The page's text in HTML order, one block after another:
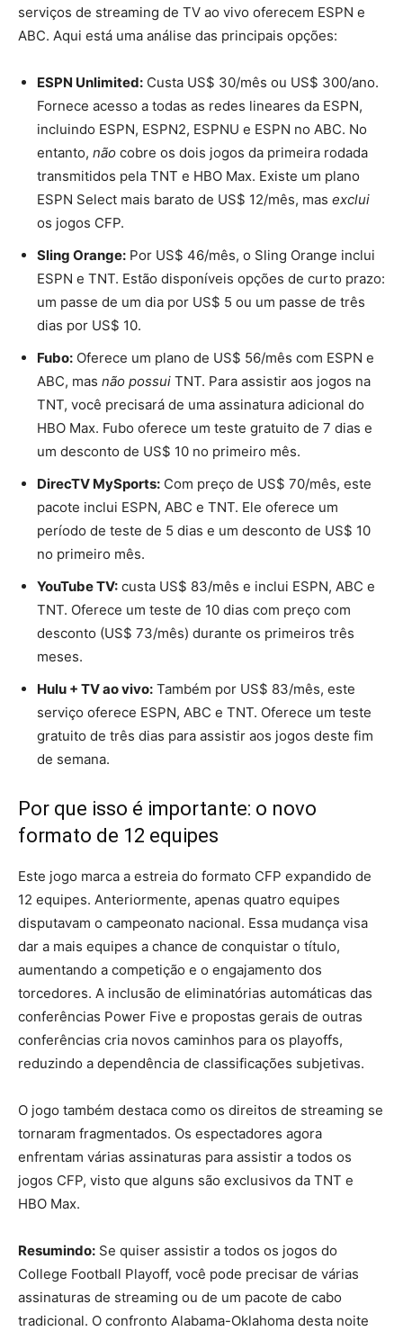
serviços de streaming de TV ao vivo oferecem ESPN e
ABC. Aqui está uma análise das principais opções:
ESPN Unlimited: Custa US$ 30/mês ou US$ 300/ano.
Fornece acesso a todas as redes lineares da ESPN,
incluindo ESPN, ESPN2, ESPNU e ESPN no ABC. No
entanto, não cobre os dois jogos da primeira rodada
transmitidos pela TNT e HBO Max. Existe um plano
ESPN Select mais barato de US$ 12/mês, mas exclui
os jogos CFP.
Sling Orange: Por US$ 46/mês, o Sling Orange inclui
ESPN e TNT. Estão disponíveis opções de curto prazo:
um passe de um dia por US$ 5 ou um passe de três
dias por US$ 10.
Fubo: Oferece um plano de US$ 56/mês com ESPN e
ABC, mas não possui TNT. Para assistir aos jogos na
TNT, você precisará de uma assinatura adicional do
HBO Max. Fubo oferece um teste gratuito de 7 dias e
um desconto de US$ 10 no primeiro mês.
DirecTV MySports: Com preço de US$ 70/mês, este
pacote inclui ESPN, ABC e TNT. Ele oferece um
período de teste de 5 dias e um desconto de US$ 10
no primeiro mês.
YouTube TV: custa US$ 83/mês e inclui ESPN, ABC e
TNT. Oferece um teste de 10 dias com preço com
desconto (US$ 73/mês) durante os primeiros três
meses.
Hulu + TV ao vivo: Também por US$ 83/mês, este
serviço oferece ESPN, ABC e TNT. Oferece um teste
gratuito de três dias para assistir aos jogos deste fim
de semana.
Por que isso é importante: o novo
formato de 12 equipes
Este jogo marca a estreia do formato CFP expandido de
12 equipes. Anteriormente, apenas quatro equipes
disputavam o campeonato nacional. Essa mudança visa
dar a mais equipes a chance de conquistar o título,
aumentando a competição e o engajamento dos
torcedores. A inclusão de eliminatórias automáticas das
conferências Power Five e propostas gerais de outras
conferências cria novos caminhos para os playoffs,
reduzindo a dependência de classificações subjetivas.
O jogo também destaca como os direitos de streaming se
tornaram fragmentados. Os espectadores agora
enfrentam várias assinaturas para assistir a todos os
jogos CFP, visto que alguns são exclusivos da TNT e
HBO Max.
Resumindo: Se quiser assistir a todos os jogos do
College Football Playoff, você pode precisar de várias
assinaturas de streaming ou de um pacote de cabo
tradicional. O confronto Alabama-Oklahoma desta noite